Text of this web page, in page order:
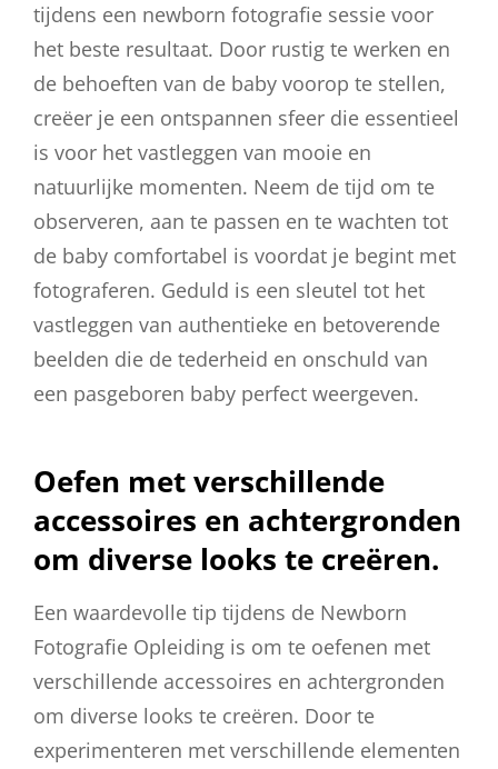
tijdens een newborn fotografie sessie voor
het beste resultaat. Door rustig te werken en
de behoeften van de baby voorop te stellen,
creëer je een ontspannen sfeer die essentieel
is voor het vastleggen van mooie en
natuurlijke momenten. Neem de tijd om te
observeren, aan te passen en te wachten tot
de baby comfortabel is voordat je begint met
fotograferen. Geduld is een sleutel tot het
vastleggen van authentieke en betoverende
beelden die de tederheid en onschuld van
een pasgeboren baby perfect weergeven.
Oefen met verschillende
accessoires en achtergronden
om diverse looks te creëren.
Een waardevolle tip tijdens de Newborn
Fotografie Opleiding is om te oefenen met
verschillende accessoires en achtergronden
om diverse looks te creëren. Door te
experimenteren met verschillende elementen